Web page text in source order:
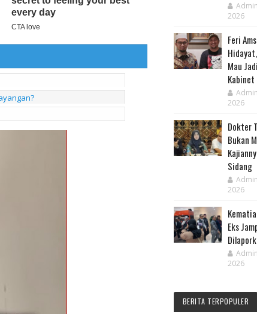
2026
Feri
Mau
Kabinet
2026
Dokter
Bukan
Sidang
2026
Eks
2026
BERITA TERPOPULER